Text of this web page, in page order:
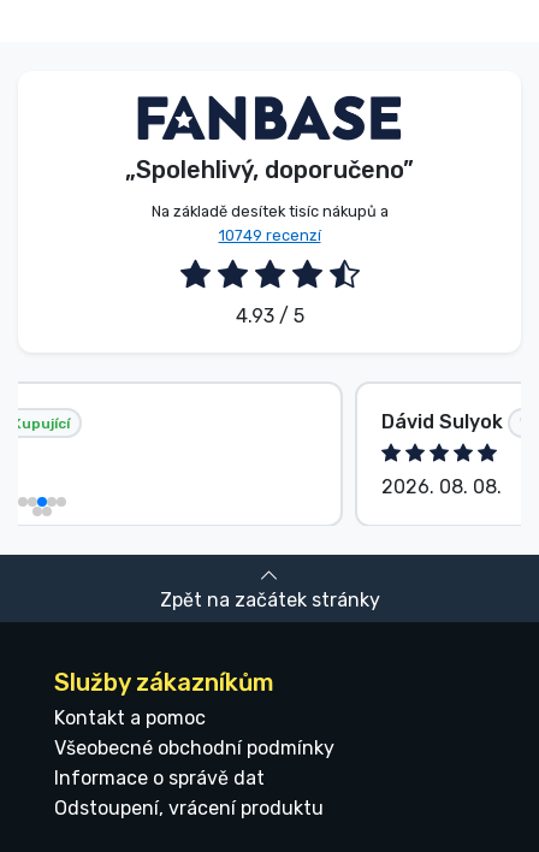
„Spolehlivý, doporučeno”
Na základě desítek tisíc nákupů a
10749 recenzí
4.93 / 5
Dávid Sulyok
Zpět na začátek stránky
Služby zákazníkům
Kontakt a pomoc
Všeobecné obchodní podmínky
Informace o správě dat
Odstoupení, vrácení produktu